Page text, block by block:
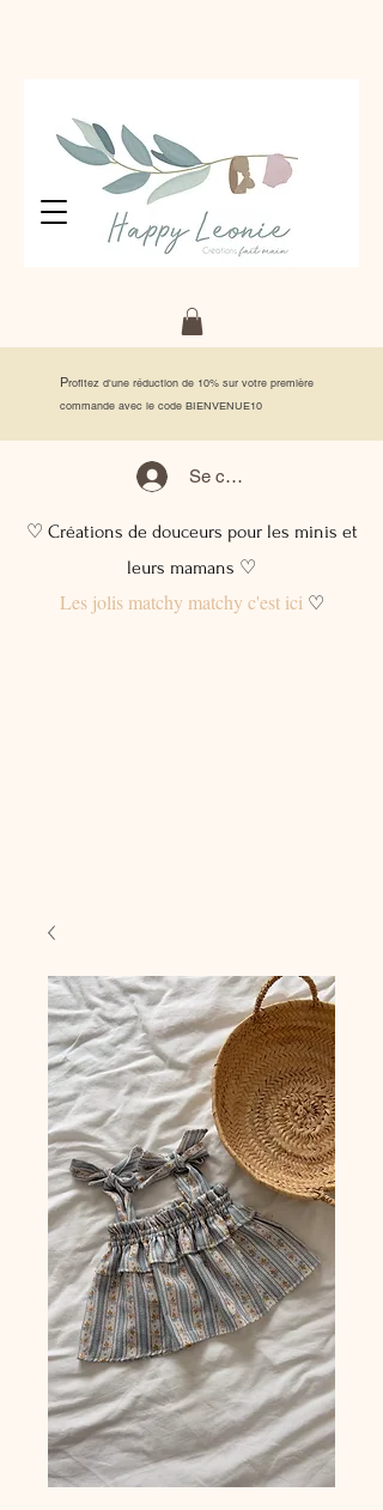
Profitez d'une réduction de 10% sur votre première
commande avec le code BIENVENUE10
Se connecter
♡ Créations de douceurs pour les minis et
leurs mamans ♡
Les jolis matchy matchy c'est ici♡